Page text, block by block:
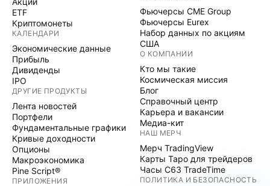
ETF
Криптомонеты
КАЛЕНДАРИ
Экономические данные
Прибыль
Дивиденды
IPO
ДРУГИЕ ПРОДУКТЫ
Лента новостей
Портфели
Фундаментальные графики
Кривые доходности
Опционы
Макроэкономика
Pine Script®
ПРИЛОЖЕНИЯ
Фьючерсы CME Group
Фьючерсы Eurex
Набор данных по акциям
США
О КОМПАНИИ
Кто мы такие
Космическая миссия
Блог
Справочный центр
Карьера и вакансии
Медиа-кит
НАШ МЕРЧ
Мерч TradingView
Карты Таро для трейдеров
Часы C63 TradeTime
ПОЛИТИКА И БЕЗОПАСНОСТЬ